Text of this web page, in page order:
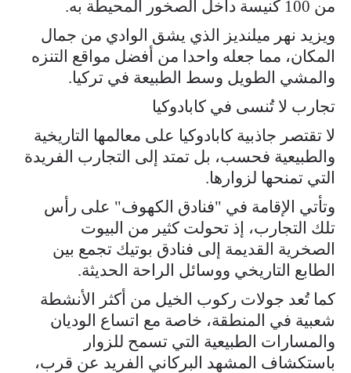
من 100 كنيسة داخل الصخور المحيطة به.
ويزيد نهر ميلنديز الذي يشق الوادي من جمال
المكان، مما جعله واحدا من أفضل مواقع التنزه
والمشي الطويل وسط الطبيعة في تركيا.
تجارب لا تُنسى في كابادوكيا
لا تقتصر جاذبية كابادوكيا على معالمها التاريخية
والطبيعية فحسب، بل تمتد إلى التجارب الفريدة
التي تمنحها لزوارها.
وتأتي الإقامة في "فنادق الكهوف" على رأس
تلك التجارب، إذ تحولت كثير من البيوت
الصخرية القديمة إلى فنادق بوتيك تجمع بين
الطابع التاريخي ووسائل الراحة الحديثة.
كما تُعد جولات ركوب الخيل من أكثر الأنشطة
شعبية في المنطقة، خاصة مع اتساع الوديان
والمسارات الطبيعية التي تسمح للزوار
باستكشاف المشهد البركاني الفريد عن قرب،